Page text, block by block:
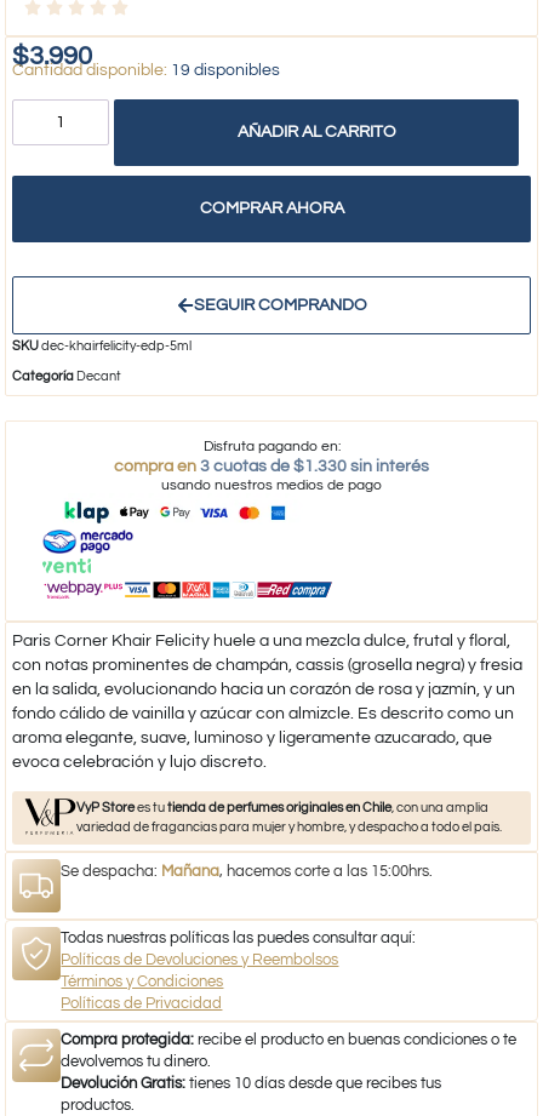
$3.990 19 disponibles
AÑADIR AL CARRITO
COMPRAR AHORA
SEGUIR COMPRANDO
SKUdec-khairfelicity-edp-5ml
Categoría Decant
Disfruta pagando en:
compra en 3 cuotas de $1.330 sin interés
usando nuestros medios de pago
Paris Corner Khair Felicity huele a una mezcla dulce, frutal y floral,
con notas prominentes de champán, cassis (grosella negra) y fresia
en la salida, evolucionando hacia un corazón de rosa y jazmín, y un
fondo cálido de vainilla y azúcar con almizcle. Es descrito como un
aroma elegante, suave, luminoso y ligeramente azucarado, que
evoca celebración y lujo discreto.
VyP Storees tutienda de perfumes originales en Chile, con una amplia
variedad de fragancias para mujer y hombre, y despacho a todo el país.
Se despacha: Mañana, hacemos corte a las 15:00hrs.
Todas nuestras políticas las puedes consultar aquí:
Políticas de Devoluciones y Reembolsos
Términos y Condiciones
Políticas de Privacidad
Compra protegida: recibe el producto en buenas condiciones o te
devolvemos tu dinero.
Devolución Gratis: tienes 10 días desde que recibes tus
productos.